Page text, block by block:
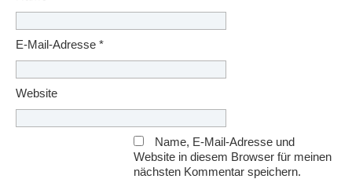
E-Mail-Adresse *
Website
Name, E-Mail-Adresse und
Website in diesem Browser für meinen
nächsten Kommentar speichern.